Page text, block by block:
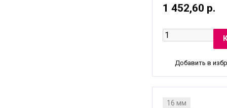
1 452,60 р.
Добавить в
16 мм